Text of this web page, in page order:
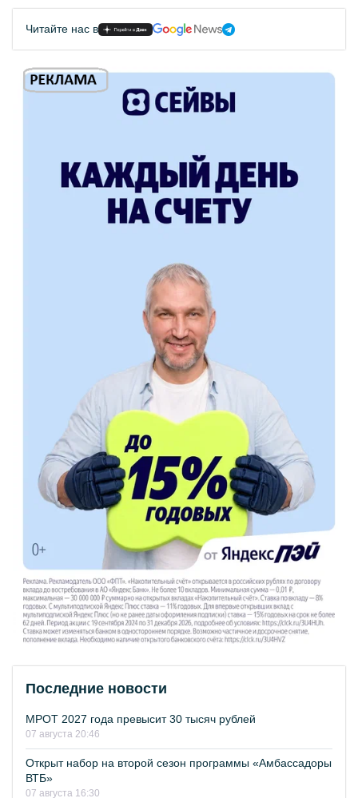
Читайте нас в
Последние новости
МРОТ 2027 года превысит 30 тысяч рублей
07 августа 20:46
Открыт набор на второй сезон программы «Амбассадоры
ВТБ»
07 августа 16:30